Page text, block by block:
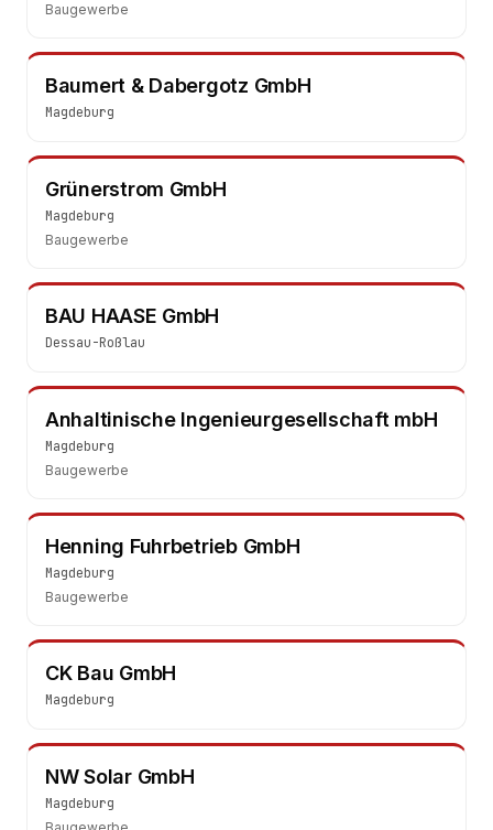
Baugewerbe
Baumert & Dabergotz GmbH
Magdeburg
Grünerstrom GmbH
Magdeburg
Baugewerbe
BAU HAASE GmbH
Dessau-Roßlau
Anhaltinische Ingenieurgesellschaft mbH
Magdeburg
Baugewerbe
Henning Fuhrbetrieb GmbH
Magdeburg
Baugewerbe
CK Bau GmbH
Magdeburg
NW Solar GmbH
Magdeburg